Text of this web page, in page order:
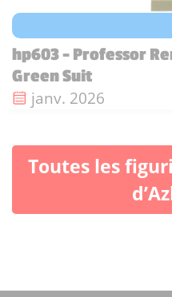
hp603 - Professor
Green Suit
Date de sortie :
janv. 2026
Toutes les